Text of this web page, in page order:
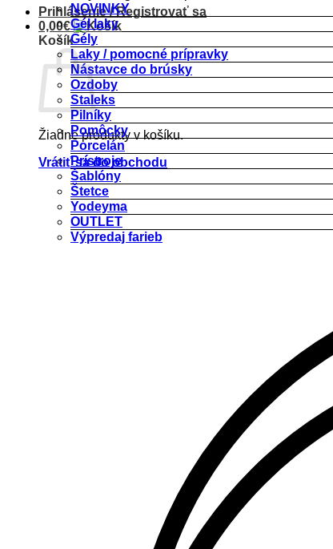
Prihlásenie / Registrovať sa
0,00€
Košík
Žiadne produkty v košíku.
Vrátiť sa do obchodu
NOVINKY
Gél laky
Gély
Laky / pomocné prípravky
Nástavce do brúsky
Ozdoby
Staleks
Pilníky
Pomôcky
Porcelán
Prístroje
Šablóny
Štetce
Yodeyma
OUTLET
Výpredaj farieb